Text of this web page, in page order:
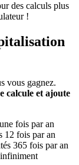
des calculs plus
!
vous gagnez.
calcule et ajoute
fois par an
12 fois par an
365 fois par an